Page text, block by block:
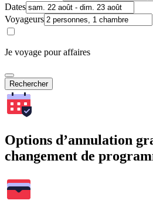
Dates
Voyageurs
Je voyage pour affaires
Rechercher
Options d’annulation
changement de